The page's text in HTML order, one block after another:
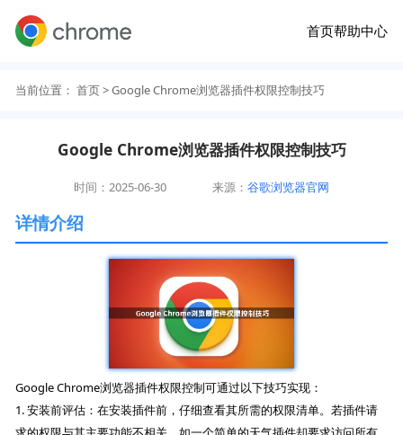
首页帮助中心
当前位置： 首页> Google Chrome浏览器插件权限控制技巧
Google Chrome浏览器插件权限控制技巧
时间：2025-06-30 来源：谷歌浏览器官网
详情介绍
Google Chrome浏览器插件权限控制可通过以下技巧实现：
1. 安装前评估：在安装插件前，仔细查看其所需的权限清单。若插件请